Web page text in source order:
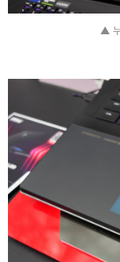
▲ 누